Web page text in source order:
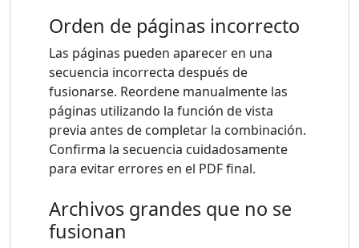
Orden de páginas incorrecto
Las páginas pueden aparecer en una
secuencia incorrecta después de
fusionarse. Reordene manualmente las
páginas utilizando la función de vista
previa antes de completar la combinación.
Confirma la secuencia cuidadosamente
para evitar errores en el PDF final.
Archivos grandes que no se
fusionan